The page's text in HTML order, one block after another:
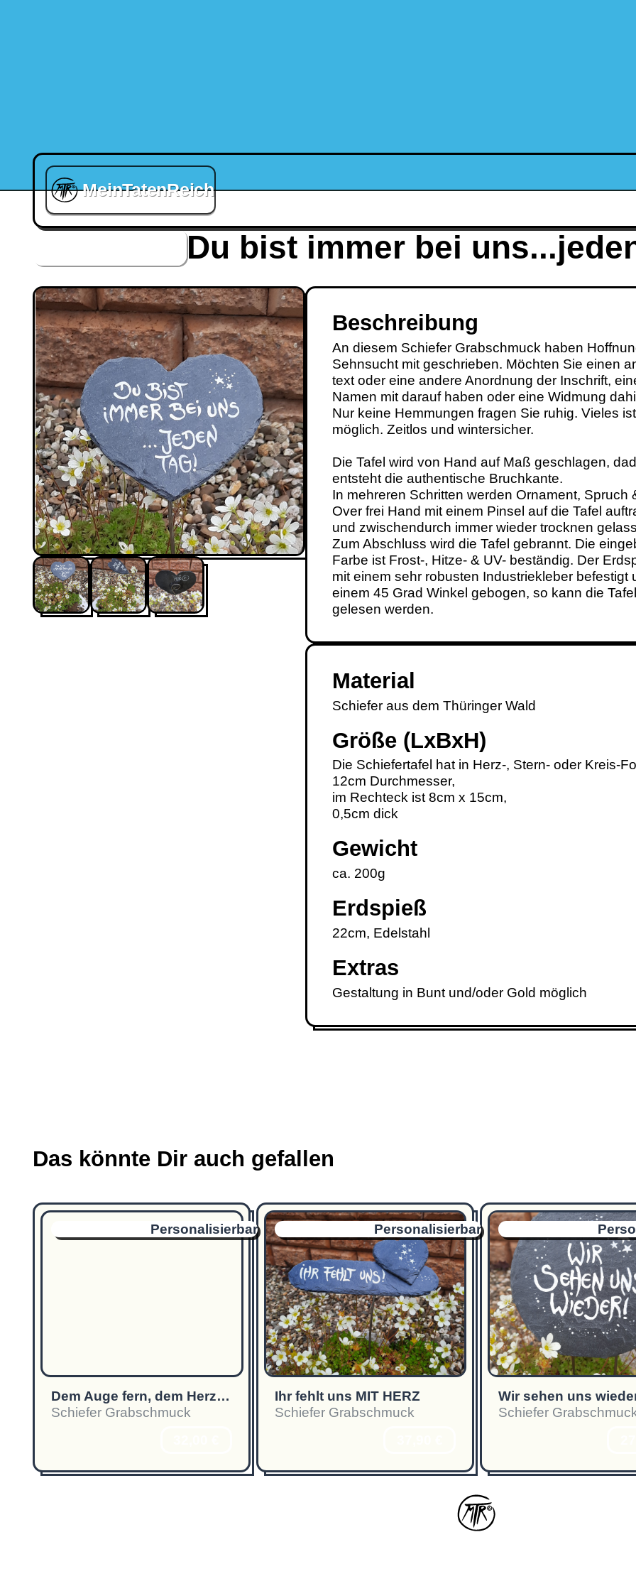
MeinTatenReich
Du bist immer bei
Beschreibung
An diesem Schiefer Grabschmuck haben
Sehnsucht mit geschrieben. Möchten Sie einen
text oder eine andere Anordnung der Inschrift,
Namen mit darauf haben oder eine Widmung
Nur keine Hemmungen fragen Sie ruhig. Vieles ist
möglich. Zeitlos und wintersicher.
Die Tafel wird von Hand auf Maß geschlagen,
entsteht die authentische Bruchkante.
In mehreren Schritten werden Ornament, Spruch
Over frei Hand mit einem Pinsel auf die Tafel
und zwischendurch immer wieder trocknen
Zum Abschluss wird die Tafel gebrannt. Die
Farbe ist Frost-, Hitze- & UV- beständig. Der
mit einem sehr robusten Industriekleber befestigt
einem 45 Grad Winkel gebogen, so kann die
gelesen werden.
Material
Schiefer aus dem Thüringer Wald
Größe (LxBxH)
Die Schiefertafel hat in Herz-, Stern- oder Kreis-
12cm Durchmesser,
im Rechteck ist 8cm x 15cm,
0,5cm dick
Gewicht
ca. 200g
Erdspieß
22cm, Edelstahl
Extras
Gestaltung in Bunt und/oder Gold möglich
Das könnte Dir auch gefallen
Personalisierbar
Dem Auge fern, dem Herzen nah!
Schiefer Grabschmuck
Personalisierbar
Ihr fehlt uns MIT HERZ
Schiefer Grabschmuck
Schiefer